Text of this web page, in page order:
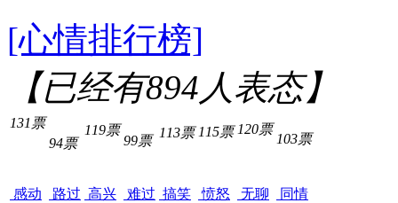
[心情排行榜]
【已经有894人表态】
131票
感动
94票
路过
119票
高兴
99票
难过
113票
搞笑
115票
愤怒
120票
无聊
103票
同情